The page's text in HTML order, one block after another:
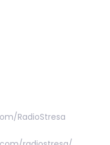
RadioStresa